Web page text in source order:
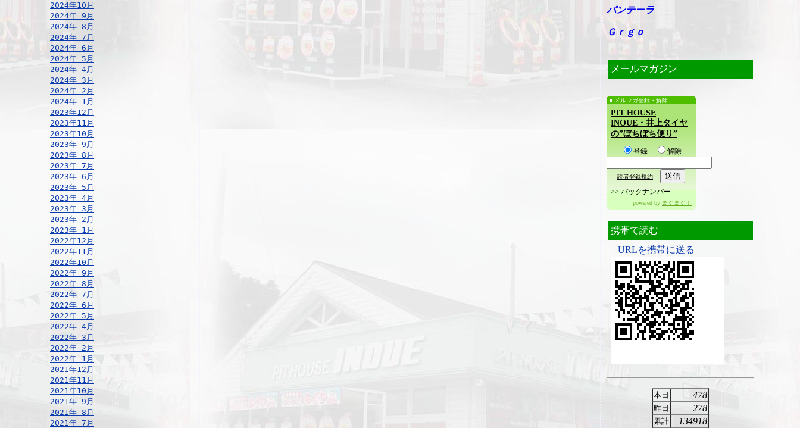
2024年10月
2024年 9月
2024年 8月
2024年 7月
2024年 6月
2024年 5月
2024年 4月
2024年 3月
2024年 2月
2024年 1月
2023年12月
2023年11月
2023年10月
2023年 9月
2023年 8月
2023年 7月
2023年 6月
2023年 5月
2023年 4月
2023年 3月
2023年 2月
2023年 1月
2022年12月
2022年11月
2022年10月
2022年 9月
2022年 8月
2022年 7月
2022年 6月
2022年 5月
2022年 4月
2022年 3月
2022年 2月
2022年 1月
2021年12月
2021年11月
2021年10月
2021年 9月
2021年 8月
2021年 7月
パンテーラ
Ｇｒｇｏ
メールマガジン
メルマガ登録・解除
PIT HOUSE
INOUE・井上タイヤ
の”ぼちぼち便り”
登録 解除
読者登録規約
>> バックナンバー
powered by まぐまぐ！
携帯で読む
URLを携帯に送る
本日 478
昨日 278
累計 134918